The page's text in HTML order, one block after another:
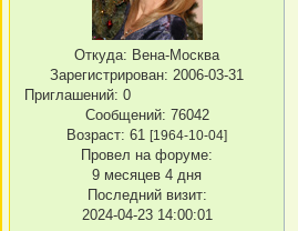
Откуда: Вена-Москва
Зарегистрирован: 2006-03-31
Приглашений: 0
Сообщений: 76042
Возраст: 61 [1964-10-04]
Провел на форуме:
9 месяцев 4 дня
Последний визит:
2024-04-23 14:00:01